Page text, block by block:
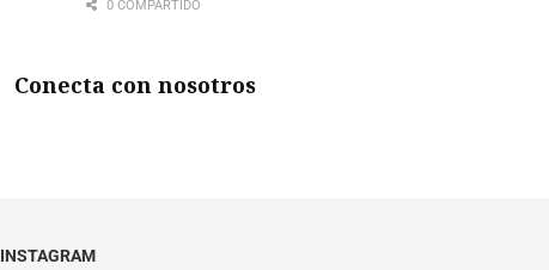
0 COMPARTIDO
Conecta con nosotros
INSTAGRAM